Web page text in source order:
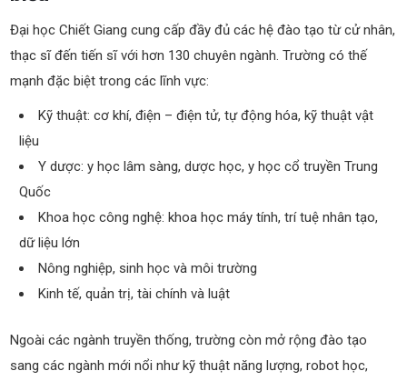
Đại học Chiết Giang cung cấp đầy đủ các hệ đào tạo từ cử nhân,
thạc sĩ đến tiến sĩ với hơn 130 chuyên ngành. Trường có thế
mạnh đặc biệt trong các lĩnh vực:
Kỹ thuật: cơ khí, điện – điện tử, tự động hóa, kỹ thuật vật
liệu
Y dược: y học lâm sàng, dược học, y học cổ truyền Trung
Quốc
Khoa học công nghệ: khoa học máy tính, trí tuệ nhân tạo,
dữ liệu lớn
Nông nghiệp, sinh học và môi trường
Kinh tế, quản trị, tài chính và luật
Ngoài các ngành truyền thống, trường còn mở rộng đào tạo
sang các ngành mới nổi như kỹ thuật năng lượng, robot học,